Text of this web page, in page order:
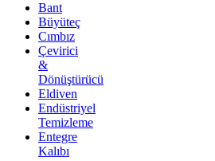
Bant
Büyüteç
Cımbız
Çevirici
&
Dönüştürücü
Eldiven
Endüstriyel
Temizleme
Entegre
Kalıbı